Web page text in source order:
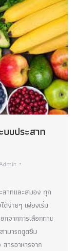
บบประสาท
สาทและสมอง ทุก
ด้ง่ายๆ เพียงเริ่ม
กจากการเลือกทาน
ามารถดูดซึม
ารอาหารจาก